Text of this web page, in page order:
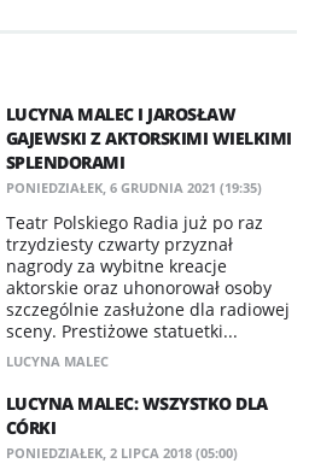
LUCYNA MALEC I JAROSŁAW
GAJEWSKI Z AKTORSKIMI WIELKIMI
SPLENDORAMI
PONIEDZIAŁEK, 6 GRUDNIA 2021 (19:35)
Teatr Polskiego Radia już po raz
trzydziesty czwarty przyznał
nagrody za wybitne kreacje
aktorskie oraz uhonorował osoby
szczególnie zasłużone dla radiowej
sceny. Prestiżowe statuetki...
LUCYNA MALEC
LUCYNA MALEC: WSZYSTKO DLA
CÓRKI
PONIEDZIAŁEK, 2 LIPCA 2018 (05:00)